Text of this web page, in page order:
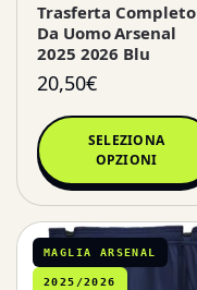
Trasferta Completo
Da Uomo Arsenal
2025 2026 Blu
20,50€
SELEZIONA
OPZIONI
MAGLIA ARSENAL
2025/2026